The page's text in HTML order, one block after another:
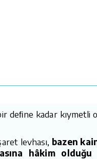
kadar kıymetli
levhası, bazen
hâkim